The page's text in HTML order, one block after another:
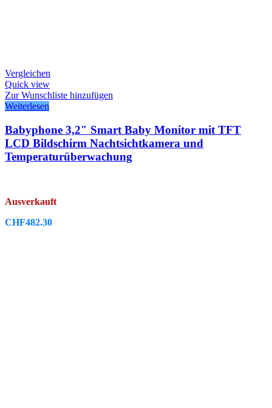
Vergleichen
Quick view
Zur Wunschliste hinzufügen
Weiterlesen
Babyphone 3,2″ Smart Baby Monitor mit TFT
LCD Bildschirm Nachtsichtkamera und
Temperaturüberwachung
Ausverkauft
CHF482.30